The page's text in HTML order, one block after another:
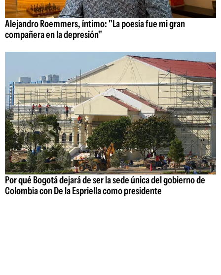
Alejandro Roemmers, íntimo: "La poesía fue mi gran
compañera en la depresión"
Por qué Bogotá dejará de ser la sede única del gobierno de
Colombia con De la Espriella como presidente